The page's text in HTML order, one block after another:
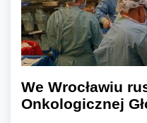
We Wrocławiu
Onkologicznej